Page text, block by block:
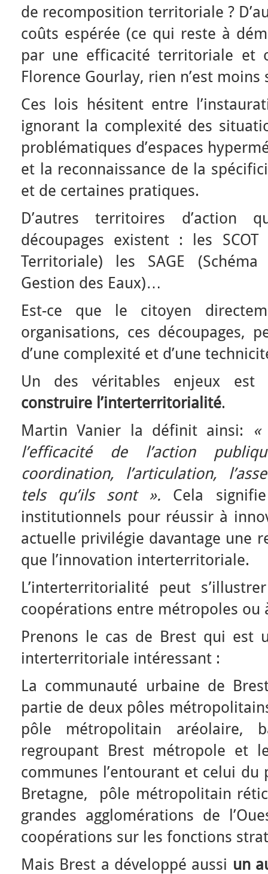
de recomposition territoriale ?
coûts espérée (ce qui reste à
par une efficacité territoriale et
Florence Gourlay, rien n’est moins
Ces lois hésitent entre
ignorant la complexité des
problématiques d’espaces
et la reconnaissance de la
et de certaines pratiques.
D’autres territoires d’action
découpages existent : les SCOT
Territoriale) les SAGE
Gestion des Eaux)…
Est-ce que le citoyen
organisations, ces découpages,
d’une complexité et d’une
Un des véritables enjeux
construire l’interterritorialité.
Martin Vanier la définit ainsi: «
l’efficacité de l’action
coordination, l’articulation,
tels qu’ils sont ». Cela
institutionnels pour réussir à
actuelle privilégie davantage une
que l’innovation interterritoriale.
L’interterritorialité peut
coopérations entre métropoles ou
Prenons le cas de Brest qui est
interterritoriale intéressant :
La communauté urbaine de
partie de deux pôles
pôle métropolitain aréolaire,
regroupant Brest métropole et
communes l’entourant et celui
Bretagne, pôle métropolitain
grandes agglomérations de
coopérations sur les fonctions
Mais Brest a développé aussi un